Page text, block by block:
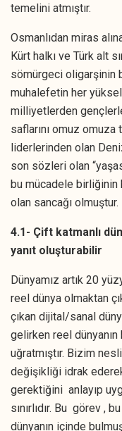
temelini atmıştır.
Osmanlıdan miras
Kürt halkı ve Türk alt
sömürgeci oligarşinin
muhalefetin her
milliyetlerden
saflarını omuz omuza
liderlerinden olan
son sözleri olan
bu mücadele birliğinin
olan sancağı olmuştur.
4.1- Çift katmanlı
yanıt oluşturabilir
Dünyamız artık 20
reel dünya olmaktan
çıkan dijital/sanal
gelirken reel
uğratmıştır. Bizim
değişikliği idrak
gerektiğini anlayıp
sınırlıdır. Bu görev ,
dünyanın içinde